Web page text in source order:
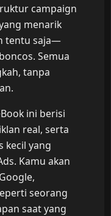
campaign
menarik
tentu saja—
Semua
tanpa
ini berisi
real, serta
kecil yang
Kamu akan
seorang
saat yang